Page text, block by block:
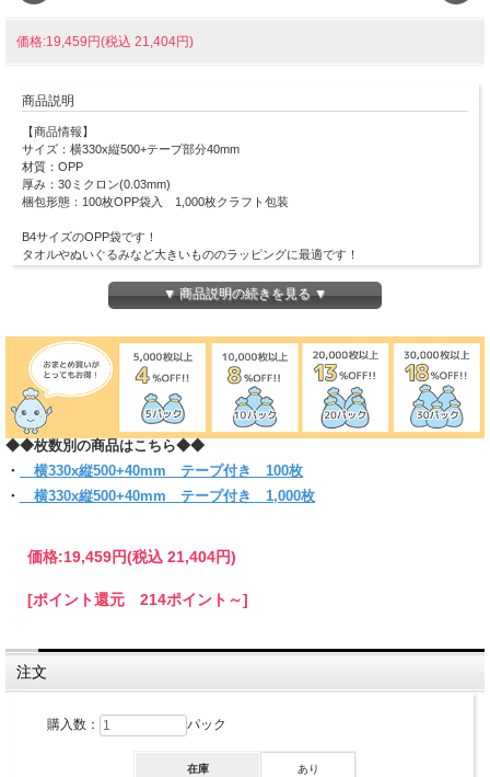
価格:19,459円(税込 21,404円)
商品説明
【商品情報】
サイズ：横330x縦500+テープ部分40mm
材質：OPP
厚み：30ミクロン(0.03mm)
梱包形態：100枚OPP袋入 1,000枚クラフト包装
B4サイズのOPP袋です！
タオルやぬいぐるみなど大きいもののラッピングに最適です！
(お入れになりたい商品によっては入らない場合もございますので、サイズをお確
▼ 商品説明の続きを見る ▼
◆◆枚数別の商品はこちら◆◆
・
横330x縦500+40mm テープ付き 100枚
・
横330x縦500+40mm テープ付き 1,000枚
価格:19,459円(税込 21,404円)
[ポイント還元 214ポイント～]
注文
購入数： パック
在庫 あり